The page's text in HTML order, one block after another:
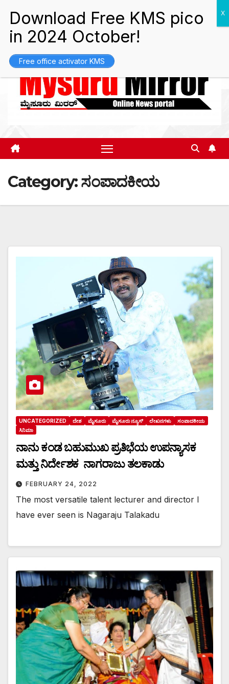
content
Sat. Aug 8th, 2026 7:09:34 PM
Category:ಸಂಪಾದಕೀಯ
UNCATEGORIZED ದೇಶ ಮೈಸೂರು ಮೈಸೂರು ನ್ಯೂಸ್ ಲೇಖನಗಳು
ಸಂಪಾದಕೀಯ
ಸಿನಿಮಾ
ನಾನು ಕಂಡ ಬಹುಮುಖ ಪ್ರತಿಭೆಯ ಉಪನ್ಯಾಸಕ
ಮತ್ತು ನಿರ್ದೇಶಕ ನಾಗರಾಜು ತಲಕಾಡು
FEBRUARY 24, 2022
The most versatile talent lecturer and director I
have ever seen is Nagaraju Talakadu
Free office activator KMS